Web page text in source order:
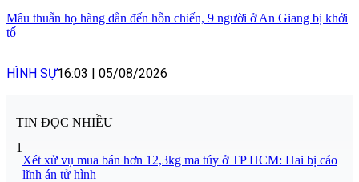
Mâu thuẫn họ hàng dẫn đến hỗn chiến, 9 người ở An Giang bị khởi
tố
HÌNH SỰ16:03 05/08/2026
TIN ĐỌC NHIỀU
1
Xét xử vụ mua bán hơn 12,3kg ma túy ở TP HCM: Hai bị cáo
lĩnh án tử hình